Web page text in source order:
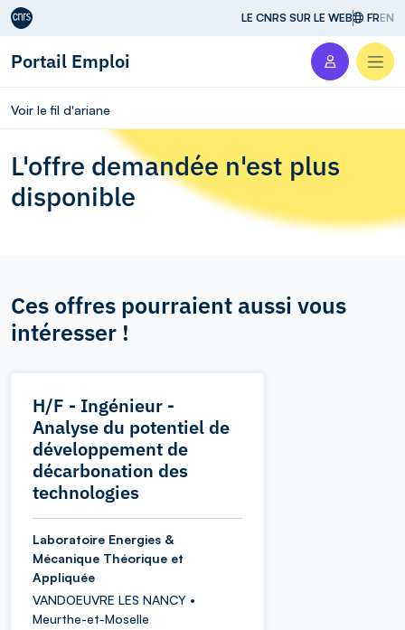
Aller au contenu LE CNRS SUR LE WEB FREN
Portail Emploi
Voir le fil d'ariane
L'offre demandée n'est plus
disponible
Ces offres pourraient aussi vous
intéresser !
H/F - Ingénieur -
Analyse du potentiel de
développement de
décarbonation des
technologies
Laboratoire Energies &
Mécanique Théorique et
Appliquée
VANDOEUVRE LES NANCY •
Meurthe-et-Moselle